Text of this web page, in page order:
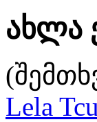
ახლა
Lela